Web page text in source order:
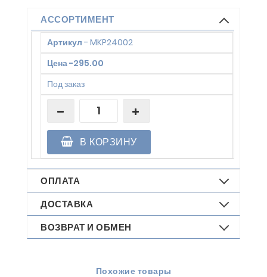
АССОРТИМЕНТ
Артикул - MKP24002
Цена-295.00
Под заказ
В КОРЗИНУ
ОПЛАТА
ДОСТАВКА
ВОЗВРАТ И ОБМЕН
Похожие товары